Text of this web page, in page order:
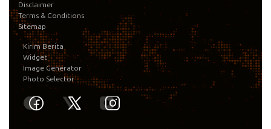
Disclaimer
Terms & Conditions
Sitemap
Kirim Berita
Widget
Image Generator
Photo Selector